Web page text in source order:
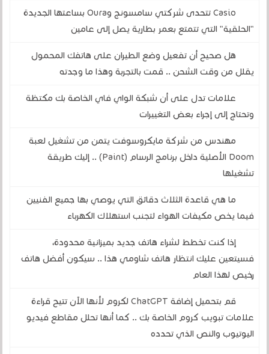
Casio تتحدى شركتي سامسونج وOura بساعتها الجديدة
"الحلقية" التي تتمتع بعمر بطارية يصل إلى عامين
هل صحيح أن تفعيل وضع الطيران على هاتفك المحمول
يقلل من وقت الشحن .. قمت بالتجربة وهذا ما وجدته
علامات تدل على أن شبكة الواي فاي الخاصة بك مكتظة
وتحتاج إلى إجراء بعض التغييرات
مهندس من شركة مايكروسوفت يتمن من تشغيل لعبة
Doom الأصلية داخل برنامج الرسام (Paint) .. إليك طريقة
تشغيلها
ما هي قاعدة الثلاث دقائق التي يوصي بها جميع الفنيين
فيما يخص مكيفات الهواء لتجنب استهلاك الكهرباء
إذا كنت تخطط لشراء هاتف جديد بميزانية محدودة،
فسيتعين عليك انتظار هاتف شاومي هذا .. سيكون أفضل هاتف
رخيص لهذا العام
قم بتحميل إضافة ChatGPT لكروم لأنها الآن تتيح قراءة
علامات تبويب كروم الخاصة بك .. كما أنها تحلل مقاطع فيديو
اليوتيوب والنص الذي تحدده